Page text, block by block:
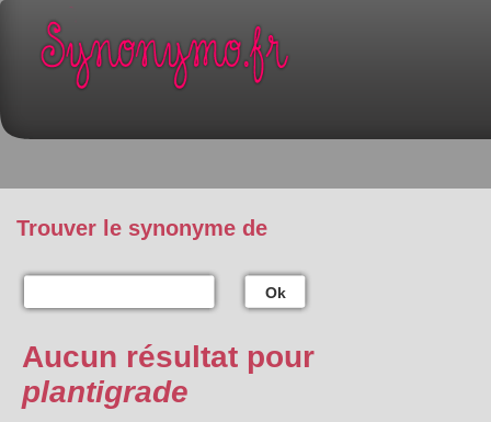
Trouver le synonyme de
Ok
Aucun résultat pour
plantigrade